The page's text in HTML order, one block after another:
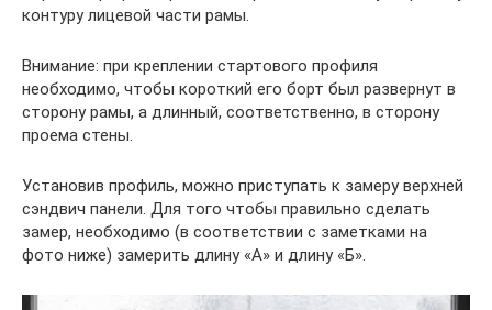
контуру лицевой части рамы.
Внимание: при креплении стартового профиля
необходимо, чтобы короткий его борт был развернут в
сторону рамы, а длинный, соответственно, в сторону
проема стены.
Установив профиль, можно приступать к замеру верхней
сэндвич панели. Для того чтобы правильно сделать
замер, необходимо (в соответствии с заметками на
фото ниже) замерить длину «А» и длину «Б».